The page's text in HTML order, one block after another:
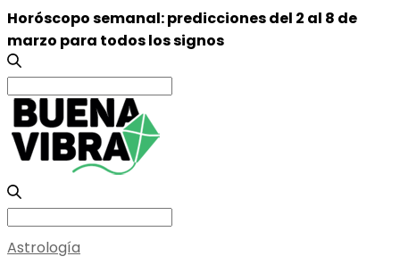
Horóscopo semanal: predicciones del 2 al 8 de
marzo para todos los signos
Search
for:
Search
Astrología